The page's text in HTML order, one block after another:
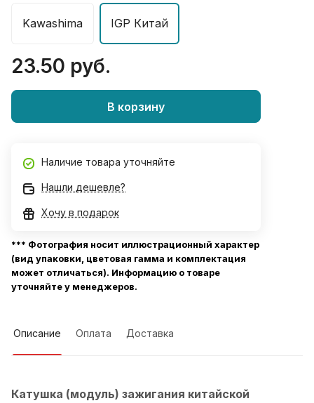
Kawashima IGP Китай
23.50 руб.
В корзину
Наличие товара уточняйте
Нашли дешевле?
Хочу в подарок
*** Фотография носит иллюстрационный характер
(вид упаковки, цветовая гамма и комплектация
может отличаться). Информацию о товаре
уточняйте у менеджеров.
Описание Оплата Доставка
Катушка (модуль) зажигания китайской